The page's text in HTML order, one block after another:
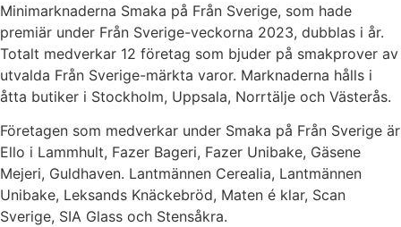
Minimarknaderna Smaka på Från Sverige, som hade
premiär under Från Sverige-veckorna 2023, dubblas i år.
Totalt medverkar 12 företag som bjuder på smakprover av
utvalda Från Sverige-märkta varor. Marknaderna hålls i
åtta butiker i Stockholm, Uppsala, Norrtälje och Västerås.
Företagen som medverkar under Smaka på Från Sverige är
Ello i Lammhult, Fazer Bageri, Fazer Unibake, Gäsene
Mejeri, Guldhaven. Lantmännen Cerealia, Lantmännen
Unibake, Leksands Knäckebröd, Maten é klar, Scan
Sverige, SIA Glass och Stensåkra.